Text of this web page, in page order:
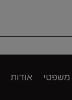
משפטי אודות